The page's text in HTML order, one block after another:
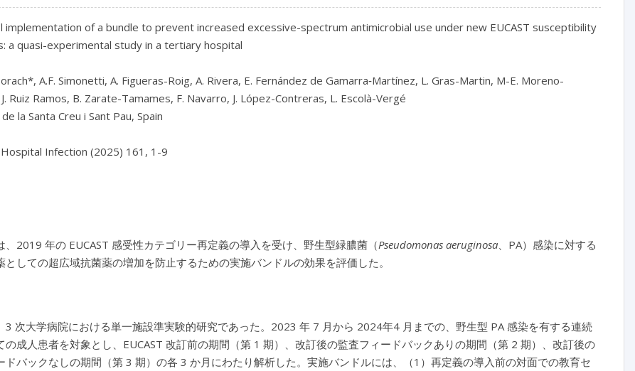
implementation of a bundle to prevent increased excessive-spectrum antimicrobial use under new EUCAST susceptibility
a quasi-experimental study in a tertiary hospital
A.F. Simonetti, A. Figueras-Roig, A. Rivera, E. Fernández de Gamarra‑Martínez, L. Gras-Martin, M-E. Moreno-
Ruiz Ramos, B. Zarate-Tamames, F. Navarro, J. López-Contreras, L. Escolà-Vergé
la Santa Creu i Sant Pau, Spain
Hospital Infection (2025) 161, 1-9
、2019 年の EUCAST 感受性カテゴリー再定義の導入を受け、野生型緑膿菌（Pseudomonas aeruginosa、PA）感染に対する
としての超広域抗菌薬の増加を防止するための実施バンドルの効果を評価した。
3 次大学病院における単一施設準実験的研究であった。2023 年 7 月から 2024年4 月までの、野生型 PA 感染を有する連続
の成人患者を対象とし、EUCAST 改訂前の期間（第 1 期）、改訂後の監査フィードバックありの期間（第 2 期）、改訂後の
ドバックなしの期間（第 3 期）の各 3 か月にわたり解析した。実施バンドルには、（1）再定義の導入前の対面での教育セ